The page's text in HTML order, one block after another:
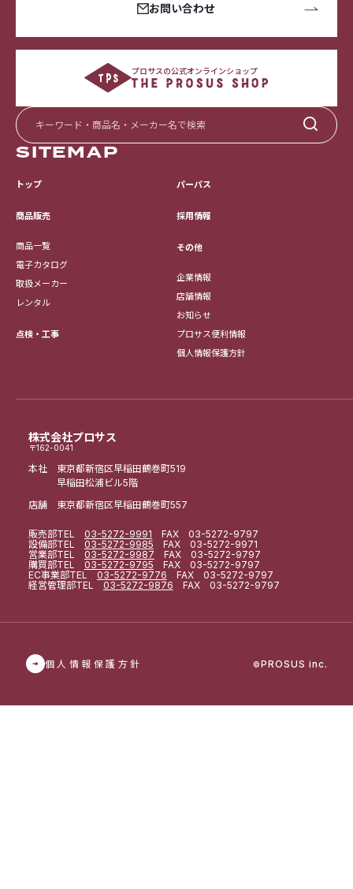
株式会社プロサス
〒162-0041
本社 東京都新宿区早稲田鶴巻町519
早稲田松浦ビル5階
店舗 東京都新宿区早稲田鶴巻町557
販売部TEL 03-5272-9991 FAX 03-5272-9797
設備部TEL 03-5272-9985 FAX 03-5272-9971
営業部TEL 03-5272-9987 FAX 03-5272-9797
購買部TEL 03-5272-9795 FAX 03-5272-9797
EC事業部TEL 03-5272-9776 FAX 03-5272-9797
経営管理部TEL 03-5272-9876 FAX 03-5272-9797
お問い合わせ
プロサスの公式オンラインショップ
SITEMAP
トップ
商品販売
商品一覧
電子カタログ
取扱メーカー
レンタル
点検・工事
パーパス
採用情報
その他
企業情報
店舗情報
お知らせ
プロサス便利情報
個人情報保護方針
個人情報保護方針 ©PROSUS inc.